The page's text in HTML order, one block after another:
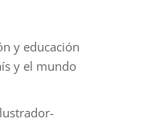
y educación
y el mundo